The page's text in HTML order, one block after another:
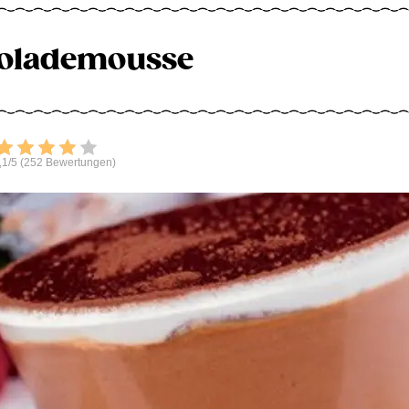
Bewerten
5 (252 Bewertungen)